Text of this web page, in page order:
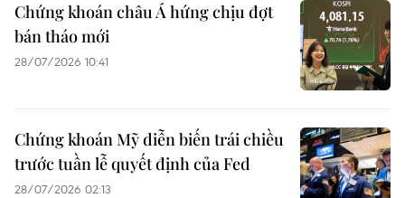
Chứng khoán châu Á hứng chịu đợt
bán tháo mới
28/07/2026 10:41
Chứng khoán Mỹ diễn biến trái chiều
trước tuần lễ quyết định của Fed
28/07/2026 02:13